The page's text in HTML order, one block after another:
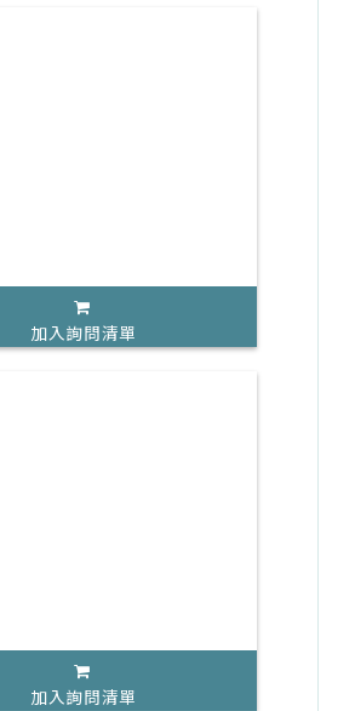
加入詢問清單
加入詢問清單